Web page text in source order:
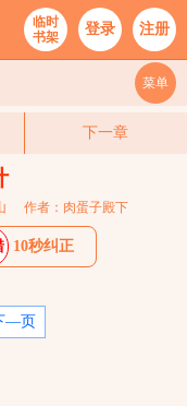
临时
书架
登录 注册
菜单
下一章
作者：肉蛋子殿下
10秒纠正
—页